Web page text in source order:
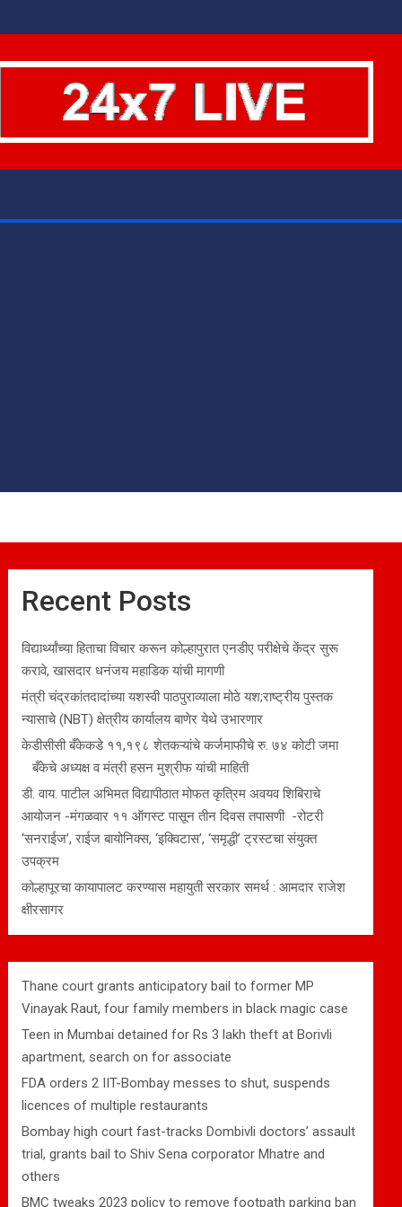
Recent Posts
विद्यार्थ्यांच्या हिताचा विचार करून कोल्हापुरात एनडीए परीक्षेचे केंद्र सुरू
करावे, खासदार धनंजय महाडिक यांची मागणी
मंत्री चंद्रकांतदादांच्या यशस्वी पाठपुराव्याला मोठे यश;राष्ट्रीय पुस्तक
न्यासाचे (NBT) क्षेत्रीय कार्यालय बाणेर येथे उभारणार
केडीसीसी बँकेकडे ११,१९८ शेतकऱ्यांचे कर्जमाफीचे रु. ७४ कोटी जमा
बँकेचे अध्यक्ष व मंत्री हसन मुश्रीफ यांची माहिती
डी. वाय. पाटील अभिमत विद्यापीठात मोफत कृत्रिम अवयव शिबिराचे
आयोजन -मंगळवार ११ ऑगस्ट पासून तीन दिवस तपासणी -रोटरी
‘सनराईज’, राईज बायोनिक्स, ‘इक्विटास’, ‘समृद्धी’ ट्रस्टचा संयुक्त
उपक्रम
कोल्हापूरचा कायापालट करण्यास महायुती सरकार समर्थ : आमदार राजेश
क्षीरसागर
Thane court grants anticipatory bail to former MP
Vinayak Raut, four family members in black magic case
Teen in Mumbai detained for Rs 3 lakh theft at Borivli
apartment, search on for associate
FDA orders 2 IIT-Bombay messes to shut, suspends
licences of multiple restaurants
Bombay high court fast-tracks Dombivli doctors’ assault
trial, grants bail to Shiv Sena corporator Mhatre and
others
BMC tweaks 2023 policy to remove footpath parking ban